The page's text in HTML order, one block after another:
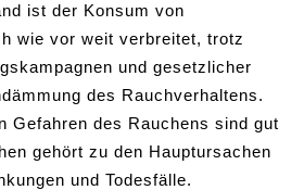
ist der Konsum von
wie vor weit verbreitet, trotz
und gesetzlicher
des Rauchverhaltens.
Gefahren des Rauchens sind gut
gehört zu den Hauptursachen
und Todesfälle.